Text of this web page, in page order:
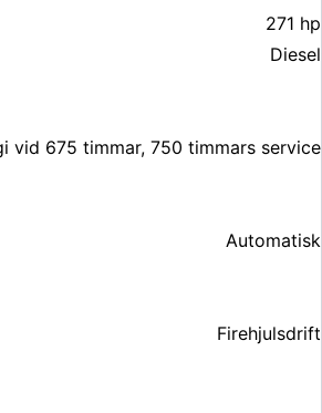
271 hp
Diesel
Automatisk
Firehjulsdrift